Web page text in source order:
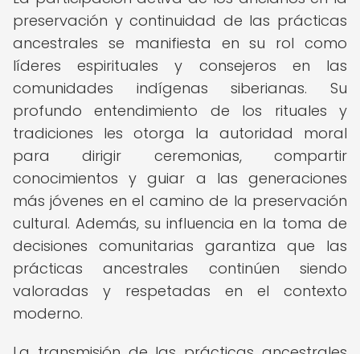
preservación y continuidad de las prácticas
ancestrales se manifiesta en su rol como
líderes espirituales y consejeros en las
comunidades indígenas siberianas. Su
profundo entendimiento de los rituales y
tradiciones les otorga la autoridad moral
para dirigir ceremonias, compartir
conocimientos y guiar a las generaciones
más jóvenes en el camino de la preservación
cultural. Además, su influencia en la toma de
decisiones comunitarias garantiza que las
prácticas ancestrales continúen siendo
valoradas y respetadas en el contexto
moderno.